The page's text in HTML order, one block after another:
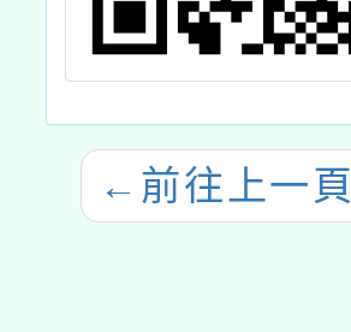
← 前往上一頁